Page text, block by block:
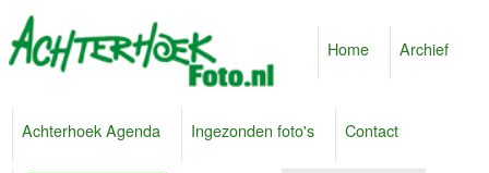
Home Archief
Achterhoek Agenda Ingezonden foto's Contact